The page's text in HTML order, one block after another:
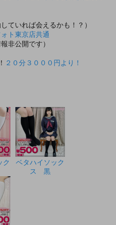
ていれば会えるかも！？）
ト東京店共通
非公開です）
２０分３０００円より！
ク
ベタハイソック
ス 黒